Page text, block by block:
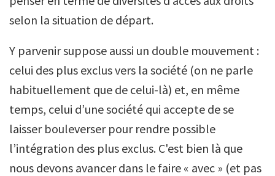
selon la situation de départ.
Y parvenir suppose aussi un double mouvement :
celui des plus exclus vers la société (on ne parle
habituellement que de celui-là) et, en même
temps, celui d’une société qui accepte de se
laisser bouleverser pour rendre possible
l’intégration des plus exclus. C'est bien là que
nous devons avancer dans le faire « avec » (et pas